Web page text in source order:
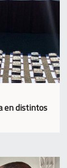
en distintos